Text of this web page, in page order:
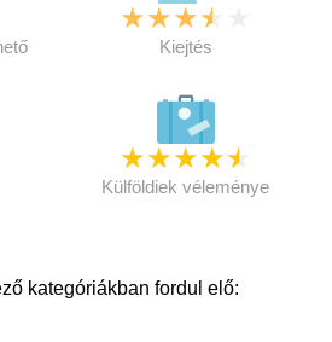
★★★★
Kiejtés
★★★★★
Külföldiek véleménye
kategóriákban fordul elő: